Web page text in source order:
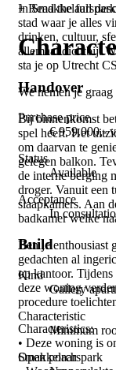
In
stad waar je alles
drinken, cultuur,
allemaal dichtbij.
sta je op Utrecht
We nemen je
Bij binnenkomst
spel heeft. Het
om daarvan te
gelegen balkon.
de interne berging
droger. Vanuit een
slaapkamers. Aan
badkamer welke
Ben je enthousiast
gedachten al
op kantoor.
deze woning
procedure
Characteristics:
• Deze woning is
Smakkelaarspark
+ Read the full
Handover
Purchase price
€ 959.000,-
Status
Available
Acceptance
In
Build
Kind
Gallery
Characteristic
Minimum
Open porch